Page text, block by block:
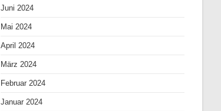
Juni 2024
Mai 2024
April 2024
März 2024
Februar 2024
Januar 2024